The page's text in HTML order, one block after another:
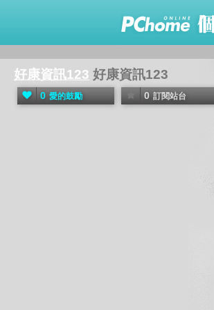
好康資訊123 好康資訊123
0 愛的鼓勵 0 訂閱站台